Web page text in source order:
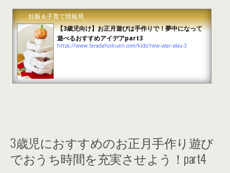
妊娠＆子育て情報局
【3歳児向け】お正月遊びは手作りで！夢中になって
遊べるおすすめアイデアpart3
https://www.teradahoikuen.com/kids/new-year-play-3
3歳児におすすめのお正月手作り遊び
でおうち時間を充実させよう！part4